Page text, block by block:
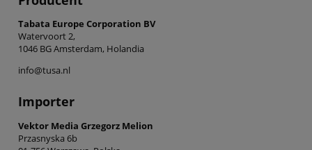
Tabata Europe Corporation BV
Watervoort 2,
1046 BG Amsterdam, Holandia
info@tusa.nl
Importer
Vektor Media Grzegorz Melion
Przasnyska 6b